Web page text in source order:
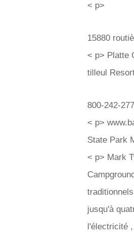
< p>
15880
< p> Platte
tilleul
800-242-
< p>
State Park
< p> Mark
jusqu'à
l'électricité